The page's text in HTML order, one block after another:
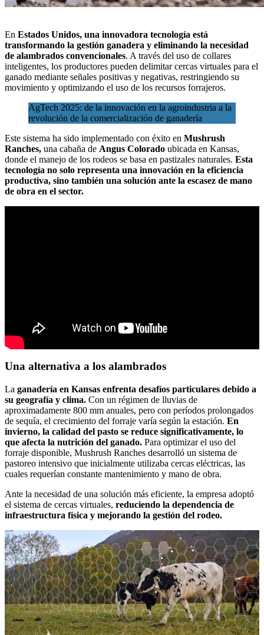
En Estados Unidos, una innovadora tecnología está
transformando la gestión ganadera y eliminando la necesidad
de alambrados convencionales. A través del uso de collares
inteligentes, los productores pueden delimitar cercas virtuales para el
ganado mediante señales positivas y negativas, restringiendo su
movimiento y optimizando el uso de los recursos forrajeros.
AgTech 2025: de la innovación en la agroindustria a la
revolución de la comercialización de ganadería
Este sistema ha sido implementado con éxito en Mushrush
Ranches, una cabaña de Angus Colorado ubicada en Kansas,
donde el manejo de los rodeos se basa en pastizales naturales. Esta
tecnología no solo representa una innovación en la eficiencia
productiva, sino también una solución ante la escasez de mano
de obra en el sector.
Una alternativa a los alambrados
La ganadería en Kansas enfrenta desafíos particulares debido a
su geografía y clima. Con un régimen de lluvias de
aproximadamente 800 mm anuales, pero con períodos prolongados
de sequía, el crecimiento del forraje varía según la estación. En
invierno, la calidad del pasto se reduce significativamente, lo
que afecta la nutrición del ganado. Para optimizar el uso del
forraje disponible, Mushrush Ranches desarrolló un sistema de
pastoreo intensivo que inicialmente utilizaba cercas eléctricas, las
cuales requerían constante mantenimiento y mano de obra.
Ante la necesidad de una solución más eficiente, la empresa adoptó
el sistema de cercas virtuales, reduciendo la dependencia de
infraestructura física y mejorando la gestión del rodeo.